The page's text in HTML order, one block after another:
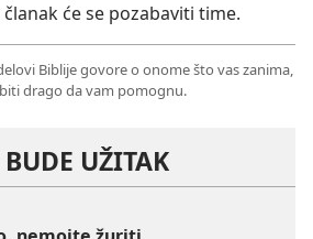
će se pozabaviti time.
Biblije govore o onome što vas zanima,
drago da vam pomognu.
UŽITAK